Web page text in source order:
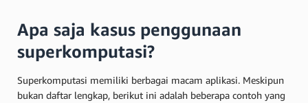
Apa saja kasus penggunaan
superkomputasi?
Superkomputasi memiliki berbagai macam aplikasi. Meskipun
bukan daftar lengkap, berikut ini adalah beberapa contoh yang